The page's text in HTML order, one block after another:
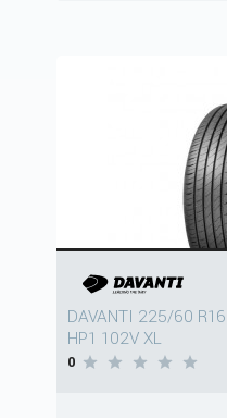
DAVANTI 225/60
HP1 102V XL
0